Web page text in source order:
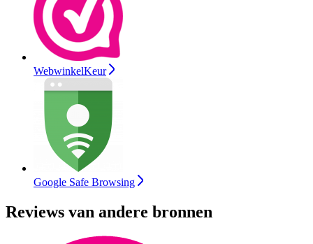
WebwinkelKeur
Google Safe Browsing
Reviews van andere bronnen